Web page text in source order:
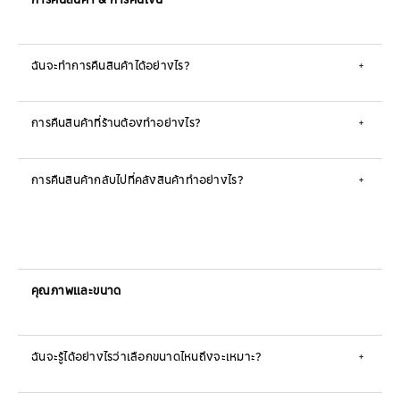
ฉันจะทำการคืนสินค้าได้อย่างไร? +
การคืนสินค้าที่ร้านต้องทำอย่างไร? +
การคืนสินค้ากลับไปที่คลังสินค้าทำอย่างไร? +
คุณภาพและขนาด
ฉันจะรู้ได้อย่างไรว่าเลือกขนาดไหนถึงจะเหมาะ? +